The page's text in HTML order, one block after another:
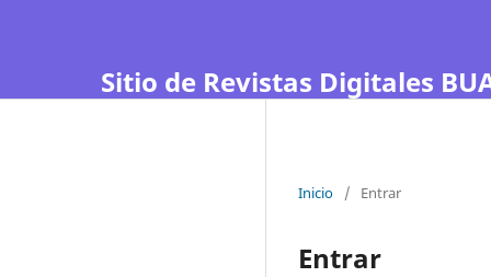
Sitio de Revistas Digitales
Inicio / Entrar
Entrar